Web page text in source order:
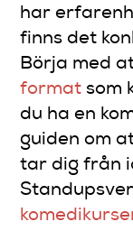
har
finns det
Börja med
format som
du ha en
guiden om
tar dig från